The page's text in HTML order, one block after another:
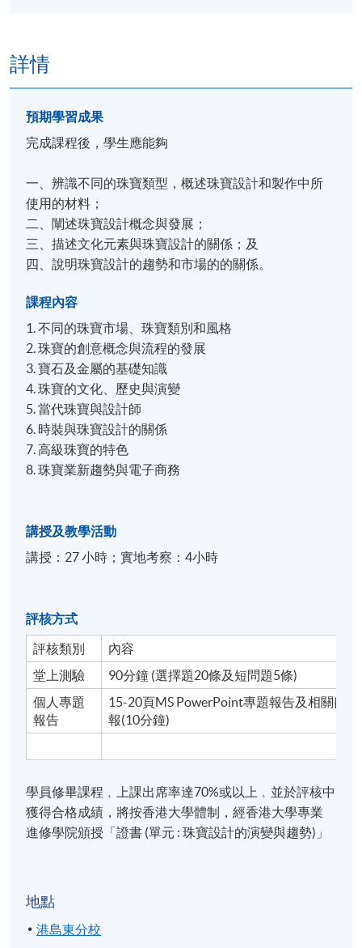
詳情
預期學習成果
完成課程後，學生應能夠
一、辨識不同的珠寶類型，概述珠寶設計和製作中所
使用的材料；
二、闡述珠寶設計概念與發展；
三、描述文化元素與珠寶設計的關係；及
四、說明珠寶設計的趨勢和市場的的關係。
課程內容
1. 不同的珠寶市場、珠寶類別和風格
2. 珠寶的創意概念與流程的發展
3. 寶石及金屬的基礎知識
4. 珠寶的文化、歷史與演變
5. 當代珠寶與設計師
6. 時裝與珠寶設計的關係
7. 高級珠寶的特色
8. 珠寶業新趨勢與電子商務
講授及教學活動
講授：27 小時；實地考察：4小時
評核方式
評核類別
內容
堂上測驗
90分鐘 (選擇題20條及短問題5條)
個人專題
報告
15-20頁MS PowerPoint專題報告及相關口
報(10分鐘)
學員修畢課程﹐上課出席率達70%或以上﹐並於評核中
獲得合格成績，將按香港大學體制，經香港大學專業
進修學院頒授「證書 (單元 : 珠寶設計的演變與趨勢)」
地點
港島東分校